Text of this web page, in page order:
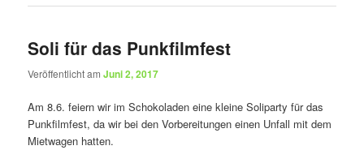
Soli für das Punkfilmfest
Veröffentlicht amJuni 2, 2017
Am 8.6. feiern wir im Schokoladen eine kleine Soliparty für das
Punkfilmfest, da wir bei den Vorbereitungen einen Unfall mit dem
Mietwagen hatten.